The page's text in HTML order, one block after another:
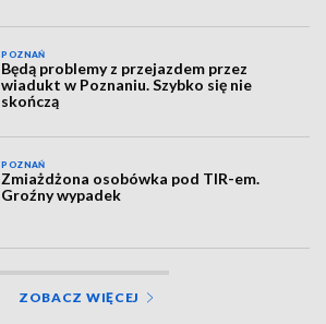
POZNAŃ
Będą problemy z przejazdem przez
wiadukt w Poznaniu. Szybko się nie
skończą
POZNAŃ
Zmiażdżona osobówka pod TIR-em.
Groźny wypadek
ZOBACZ WIĘCEJ